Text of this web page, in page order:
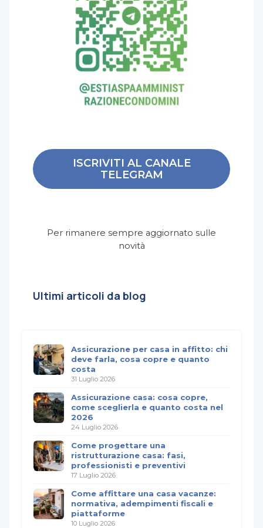
ISCRIVITI AL CANALE
TELEGRAM
Per rimanere sempre aggiornato sulle
novità
Ultimi articoli da blog
Assicurazione per casa in affitto: chi
deve farla, cosa copre e quanto
costa
31 Luglio 2026
Assicurazione casa: cosa copre,
come sceglierla e quanto costa nel
2026
24 Luglio 2026
Come progettare una
ristrutturazione casa: fasi,
professionisti e preventivi
17 Luglio 2026
Come affittare una casa vacanze:
normativa, adempimenti fiscali e
piattaforme
10 Luglio 2026